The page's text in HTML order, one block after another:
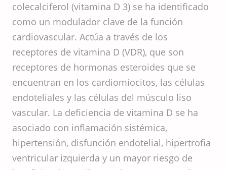
colecalciferol (vitamina D 3) se ha identificado
como un modulador clave de la función
cardiovascular. Actúa a través de los
receptores de vitamina D (VDR), que son
receptores de hormonas esteroides que se
encuentran en los cardiomiocitos, las células
endoteliales y las células del músculo liso
vascular. La deficiencia de vitamina D se ha
asociado con inflamación sistémica,
hipertensión, disfunción endotelial, hipertrofia
ventricular izquierda y un mayor riesgo de